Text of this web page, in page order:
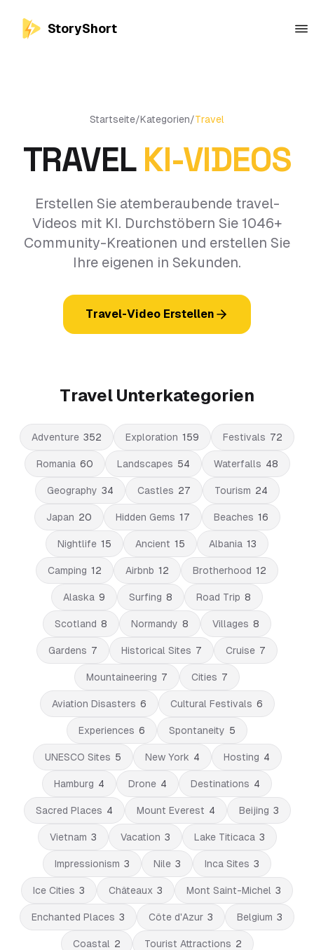
StoryShort
Startseite/Kategorien/Travel
TRAVEL KI-VIDEOS
Erstellen Sie atemberaubende travel-
Videos mit KI. Durchstöbern Sie 1046+
Community-Kreationen und erstellen Sie
Ihre eigenen in Sekunden.
Travel-Video Erstellen
Travel Unterkategorien
Adventure 352 Exploration 159 Festivals 72
Romania 60 Landscapes 54 Waterfalls 48
Geography 34 Castles 27 Tourism 24
Japan 20 Hidden Gems 17 Beaches 16
Nightlife 15 Ancient 15 Albania 13
Camping 12 Airbnb 12 Brotherhood 12
Alaska 9 Surfing 8 Road Trip 8
Scotland 8 Normandy 8 Villages 8
Gardens 7 Historical Sites 7 Cruise 7
Mountaineering 7 Cities 7
Aviation Disasters 6 Cultural Festivals 6
Experiences 6 Spontaneity 5
UNESCO Sites 5 New York 4 Hosting 4
Hamburg 4 Drone 4 Destinations 4
Sacred Places 4 Mount Everest 4 Beijing 3
Vietnam 3 Vacation 3 Lake Titicaca 3
Impressionism 3 Nile 3 Inca Sites 3
Ice Cities 3 Châteaux 3 Mont Saint-Michel 3
Enchanted Places 3 Côte d'Azur 3 Belgium 3
Coastal 2 Tourist Attractions 2